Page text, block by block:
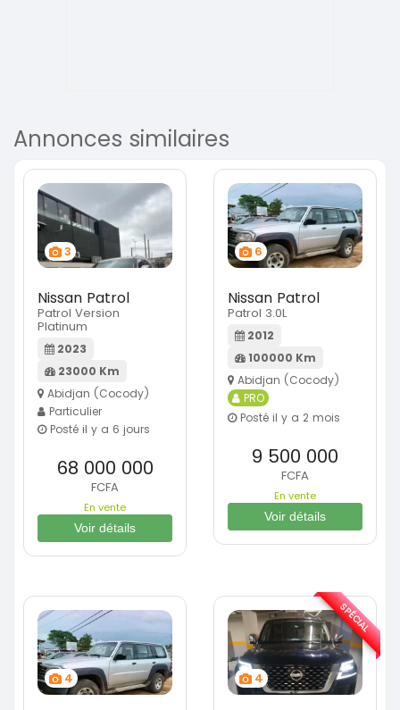
Annonces similaires
3
Nissan Patrol
Patrol Version
Platinum
2023
23000 Km
Abidjan (Cocody)
Particulier
Posté il y a 6 jours
68 000 000
FCFA
En vente
Voir détails
6
Nissan Patrol
Patrol 3.0L
2012
100000 Km
Abidjan (Cocody)
PRO
Posté il y a 2 mois
9 500 000
FCFA
En vente
Voir détails
4 4
SPÉCIAL